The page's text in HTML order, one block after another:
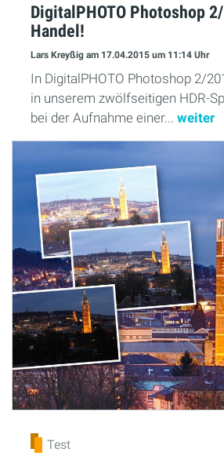
DigitalPHOTO Photoshop
Handel!
Lars Kreyßig am 17.04.2015 um 11:14 Uhr
In DigitalPHOTO Photoshop 2/
in unserem zwölfseitigen HDR-
bei der Aufnahme einer... weiter
Test